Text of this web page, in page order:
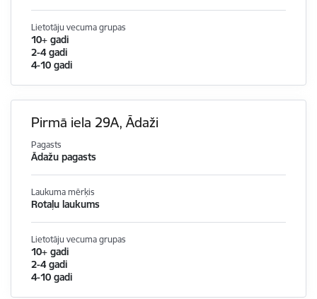
Lietotāju vecuma grupas
10+ gadi
2-4 gadi
4-10 gadi
Pirmā iela 29A, Ādaži
Pagasts
Ādažu pagasts
Laukuma mērķis
Rotaļu laukums
Lietotāju vecuma grupas
10+ gadi
2-4 gadi
4-10 gadi